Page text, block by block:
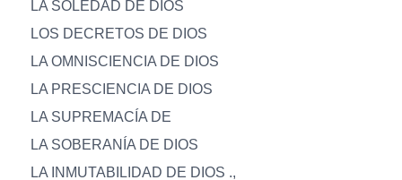
LA SOLEDAD DE DIOS
LOS DECRETOS DE DIOS
LA OMNISCIENCIA DE DIOS
LA PRESCIENCIA DE DIOS
LA SUPREMACÍA DE
LA SOBERANÍA DE DIOS
LA INMUTABILIDAD DE DIOS .,